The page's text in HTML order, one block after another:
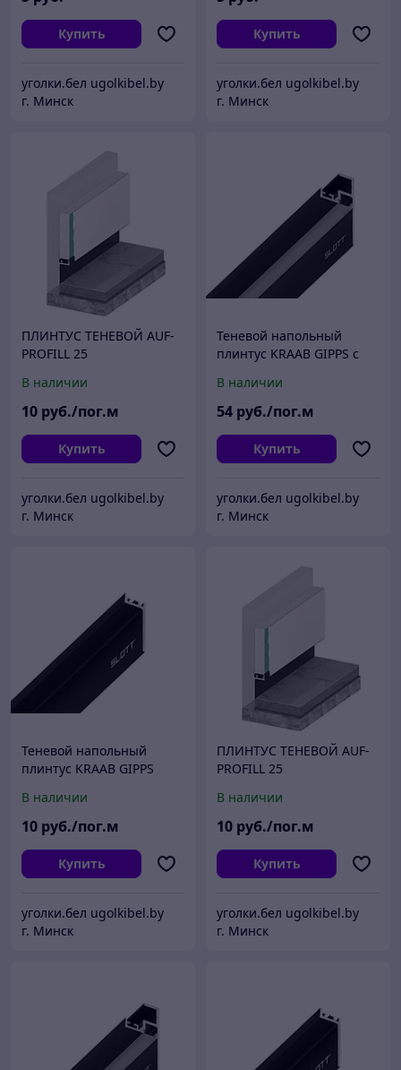
Купить
уголки.бел ugolkibel.by
г. Минск
Купить
уголки.бел ugolkibel.by
г. Минск
ПЛИНТУС ТЕНЕВОЙ AUF-
PROFILL 25
В наличии
10 руб./пог.м
Купить
уголки.бел ugolkibel.by
г. Минск
Теневой напольный
плинтус KRAAB GIPPS с
В наличии
54 руб./пог.м
Купить
уголки.бел ugolkibel.by
г. Минск
Теневой напольный
плинтус KRAAB GIPPS
В наличии
10 руб./пог.м
Купить
уголки.бел ugolkibel.by
г. Минск
ПЛИНТУС ТЕНЕВОЙ AUF-
PROFILL 25
В наличии
10 руб./пог.м
Купить
уголки.бел ugolkibel.by
г. Минск